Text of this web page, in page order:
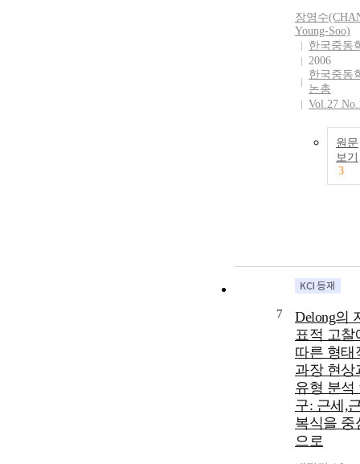
장영수
Young-Soo)
한국중동
2006
한국중동
논총
Vol.27
원문
보기
3
7
Delong의
표적 고찰
따른 형태
과장 현상
유형 분석
구: 근세,
복식을 중
으로